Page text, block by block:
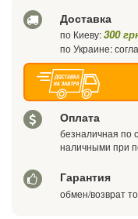
Доставка
по Киеву:300
по Украине:
Оплата
безналичная по
наличными при
Гарантия
обмен/возврат